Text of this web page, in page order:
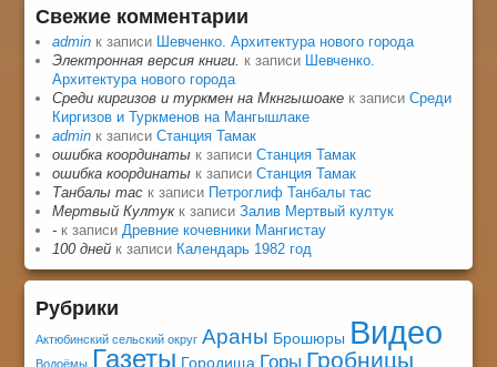
Свежие комментарии
admin к записи Шевченко. Архитектура нового города
Электронная версия книги. к записи Шевченко.
Архитектура нового города
Среди киргизов и туркмен на Мкнгышоаке к записиСреди
Киргизов и Туркменов на Мангышлаке
admin к записиСтанция Тамак
ошибка координаты к записиСтанция Тамак
ошибка координаты к записиСтанция Тамак
Танбалы тас к записи Петроглиф Танбалы тас
Мертвый Култукк записиЗалив Мертвый култук
- к записиДревние кочевники Мангистау
100 дней к записи Календарь 1982 год
Рубрики
Актюбинский сельский округ Араны Брошюры Видео
Водоёмы Газеты Городища Горы Гробницы